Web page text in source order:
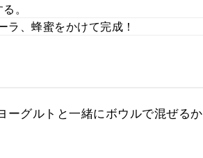
。
、蜂蜜をかけて完成！
ーグルトと一緒にボウルで混ぜるか